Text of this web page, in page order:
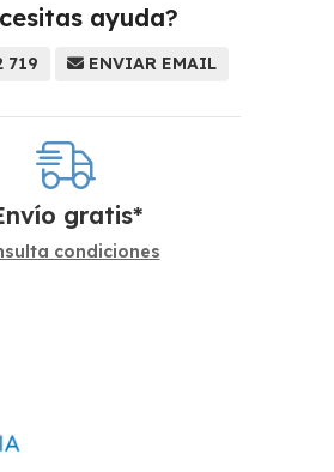
ayuda?
719 ENVIAR EMAIL
gratis*
condiciones